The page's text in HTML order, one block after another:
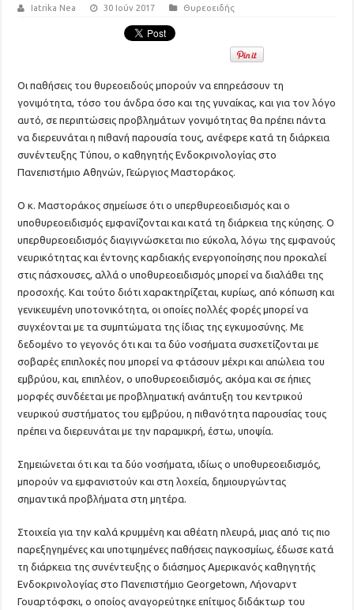
Iatrika Nea 30 Ιούν 2017 Θυρεοειδής
Οι παθήσεις του θυρεοειδούς μπορούν να επηρεάσουν τη
γονιμότητα, τόσο του άνδρα όσο και της γυναίκας, και για τον λόγο
αυτό, σε περιπτώσεις προβλημάτων γονιμότητας θα πρέπει πάντα
να διερευνάται η πιθανή παρουσία τους, ανέφερε κατά τη διάρκεια
συνέντευξης Τύπου, ο καθηγητής Ενδοκρινολογίας στο
Πανεπιστήμιο Αθηνών, Γεώργιος Μαστοράκος.
Ο κ. Μαστοράκος σημείωσε ότι ο υπερθυρεοειδισμός και ο
υποθυρεοειδισμός εμφανίζονται και κατά τη διάρκεια της κύησης. Ο
υπερθυρεοειδισμός διαγιγνώσκεται πιο εύκολα, λόγω της εμφανούς
νευρικότητας και έντονης καρδιακής ενεργοποίησης που προκαλεί
στις πάσχουσες, αλλά ο υποθυρεοειδισμός μπορεί να διαλάθει της
προσοχής. Και τούτο διότι χαρακτηρίζεται, κυρίως, από κόπωση και
γενικευμένη υποτονικότητα, οι οποίες πολλές φορές μπορεί να
συγχέονται με τα συμπτώματα της ίδιας της εγκυμοσύνης. Με
δεδομένο το γεγονός ότι και τα δύο νοσήματα συσχετίζονται με
σοβαρές επιπλοκές που μπορεί να φτάσουν μέχρι και απώλεια του
εμβρύου, και, επιπλέον, ο υποθυρεοειδισμός, ακόμα και σε ήπιες
μορφές συνδέεται με προβληματική ανάπτυξη του κεντρικού
νευρικού συστήματος του εμβρύου, η πιθανότητα παρουσίας τους
πρέπει να διερευνάται με την παραμικρή, έστω, υποψία.
Σημειώνεται ότι και τα δύο νοσήματα, ιδίως ο υποθυρεοειδισμός,
μπορούν να εμφανιστούν και στη λοχεία, δημιουργώντας
σημαντικά προβλήματα στη μητέρα.
Στοιχεία για την καλά κρυμμένη και αθέατη πλευρά, μιας από τις πιο
παρεξηγημένες και υποτιμημένες παθήσεις παγκοσμίως, έδωσε κατά
τη διάρκεια της συνέντευξης ο διάσημος Αμερικανός καθηγητής
Ενδοκρινολογίας στο Πανεπιστήμιο Georgetown, Λήοναρντ
Γουαρτόφσκι, ο οποίος αναγορεύτηκε επίτιμος διδάκτωρ του